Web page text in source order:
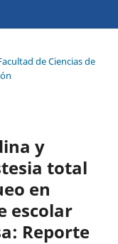
de Ciencias de
y
total
en
escolar
Reporte